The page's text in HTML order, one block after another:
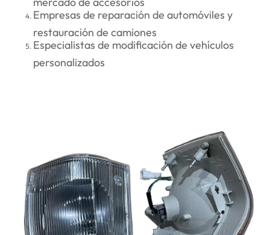
Empresas de reparación de automóviles y
restauración de camiones
Especialistas de modificación de vehículos
personalizados